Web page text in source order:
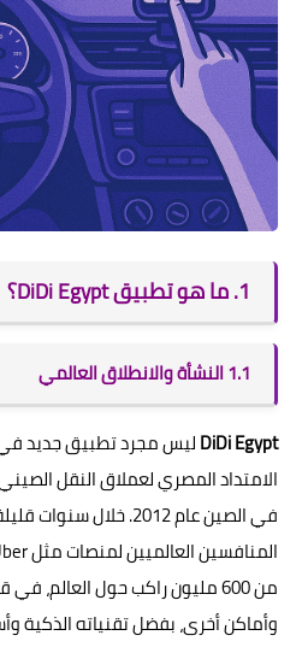
1. ما هو تطبيق DiDi Egypt؟
1.1 النشأة والانطلاق العالمي
DiDi Egyptليس مجرد تطبيق جديد
في الصين عام 2012.
من 600 مليون راكب حول العالم،
وأماكن أخرى، بفضل تقنياته الذكية